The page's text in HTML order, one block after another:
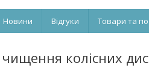
Новини Відгуки Товари та
колісних